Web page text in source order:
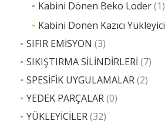
Kabini Dönen Beko Loder(1)
Kabini Dönen Kazıcı Yükleyici
SIFIR EMİSYON (3)
SIKIŞTIRMA SİLİNDİRLERİ (7)
SPESİFİK UYGULAMALAR(2)
YEDEK PARÇALAR(0)
YÜKLEYİCİLER(32)